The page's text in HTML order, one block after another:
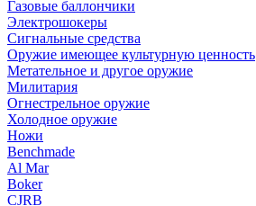
Газовые баллончики
Электрошокеры
Сигнальные средства
Оружие имеющее культурную ценность
Метательное и другое оружие
Милитария
Огнестрельное оружие
Холодное оружие
Ножи
Benchmade
Al Mar
Boker
CJRB